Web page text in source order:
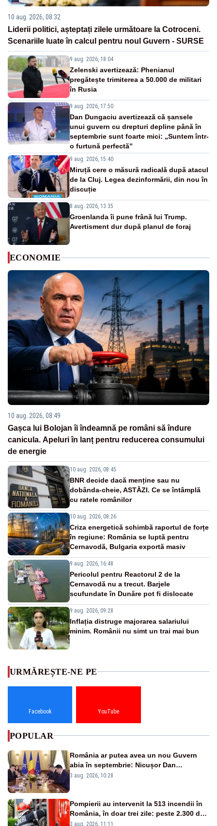
10 aug. 2026, 08:32
Liderii politici, așteptați zilele următoare la Cotroceni.
Scenariile luate în calcul pentru noul Guvern - SURSE
9 aug. 2026, 18:04
Zelenski avertizează: Phenianul
pregătește trimiterea a 50.000 de militari
în Rusia
9 aug. 2026, 17:50
Dan Dungaciu avertizează că șansele
unui guvern cu drepturi depline până în
septembrie sunt foarte mici: „Suntem într-
o furtună perfectă”
9 aug. 2026, 15:40
Miruță cere o măsură radicală după atacul
de la Cluj. Legea dezinformării, din nou în
discuție
8 aug. 2026, 13:35
Groenlanda îi pune frână lui Trump.
Avertisment dur după planul de foraj
ECONOMIE
10 aug. 2026, 08:49
Gașca lui Bolojan îi îndeamnă pe români să îndure
canicula. Apeluri în lanț pentru reducerea consumului
de energie
10 aug. 2026, 08:45
BNR decide dacă menține sau nu
dobânda-cheie, ASTĂZI. Ce se întâmplă
cu ratele românilor
10 aug. 2026, 08:26
Criza energetică schimbă raportul de forțe
în regiune: România se luptă pentru
Cernavodă, Bulgaria exportă masiv
9 aug. 2026, 16:48
Pericolul pentru Reactorul 2 de la
Cernavodă nu a trecut. Barjele
scufundate în Dunăre pot fi dislocate
9 aug. 2026, 09:28
Inflația distruge majorarea salariului
minim. Românii nu simt un trai mai bun
URMĂREȘTE-NE PE
Facebook YouTube
POPULAR
România ar putea avea un nou Guvern
abia în septembrie: Nicușor Dan
pregătește noi consultări cu partidele
3 aug. 2026, 10:28
Pompierii au intervenit la 513 incendii în
România, în doar trei zile: peste 2.300 de
hectare de teren au fost afectate
3 aug. 2026, 11:11